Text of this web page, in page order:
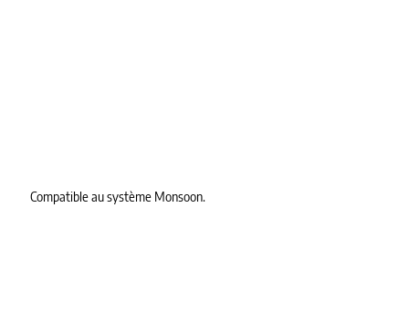
Compatible au système Monsoon.